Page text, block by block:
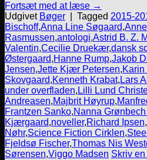
Fortsæt med at læse →
Udgivet Bøger Tagged 2015-
Bischoff,Anna Line Søgaard,
Rasmussen,antologi,Astrid B. Z.
Valentin,Cecilie Druekær,dansk
Østergaard,Hanne Rump,Jakob
Jensen,Jette Kjær Petersen,
Skovgaard,Kenneth Krabat, Lars
under overfladen, Lilli Lund
Andreasen,Majbrit Høyrup,
Frantzen Sanko,Nanna
Kjærgaard,noveller,Richard Ipsen,
Nøhr,Science Fiction Cirklen,
Fjeldsø Fischer,Thomas Nis
Sørensen,Viggo Madsen Skriv